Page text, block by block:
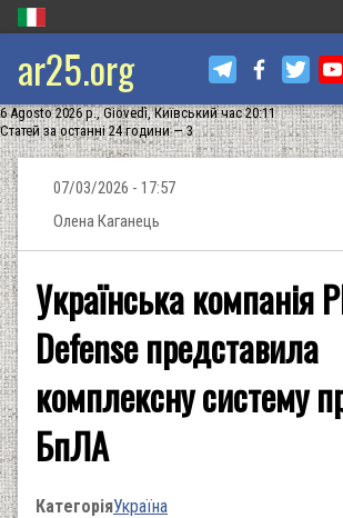
ar25.org
6 Agosto 2026 р., Giovedì, Київський час 20:11
Статей за останні 24 години — 3
07/03/2026 - 17:57
Олена Каганець
Українська компанія
Defense представила
комплексну систему
БпЛА
КатегоріяУкраїна